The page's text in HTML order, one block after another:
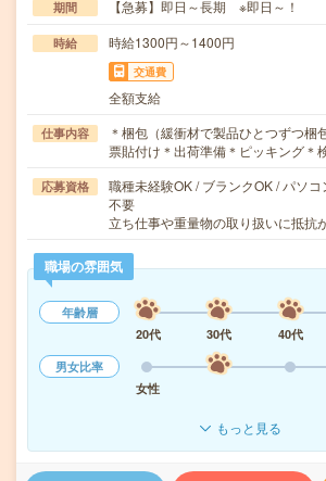
期間 【急募】即日～長期 ※即日～！
時給 時給1300円～1400円
交通費
全額支給
仕事内容
＊梱包（緩衝材で製品ひとつずつ梱
票貼付け＊出荷準備＊ピッキング
応募資格
職種未経験OK / ブランクOK / パソ
不要
立ち仕事や重量物の取り扱いに抵抗
職場の雰囲気
年齢層
20代
30代 40代
男女比率
女性
もっと見る